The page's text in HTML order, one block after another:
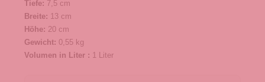
Tiefe: 7,5 cm
Breite: 13 cm
Höhe: 20 cm
Gewicht: 0,55 kg
Volumen in Liter : 1 Liter